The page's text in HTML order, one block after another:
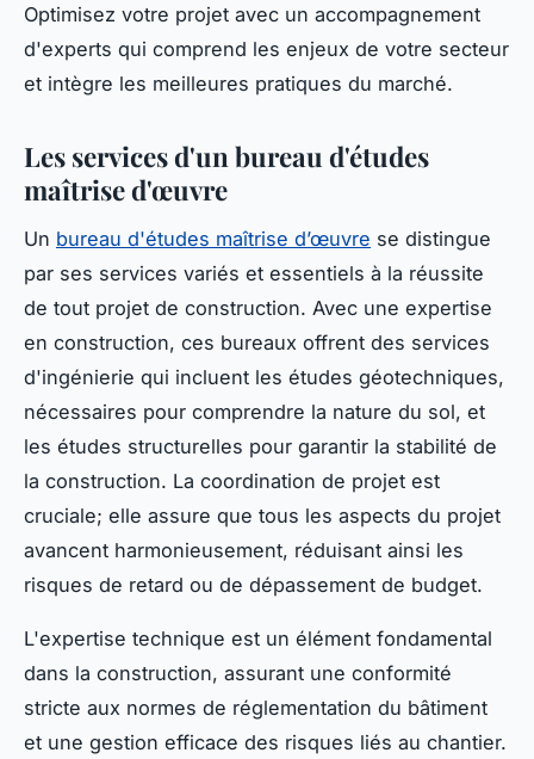
Optimisez votre projet avec un accompagnement
d'experts qui comprend les enjeux de votre secteur
et intègre les meilleures pratiques du marché.
Les services d'un bureau d'études
maîtrise d'œuvre
Un bureau d'études maîtrise d’œuvre se distingue
par ses services variés et essentiels à la réussite
de tout projet de construction. Avec une expertise
en construction, ces bureaux offrent des services
d'ingénierie qui incluent les études géotechniques,
nécessaires pour comprendre la nature du sol, et
les études structurelles pour garantir la stabilité de
la construction. La coordination de projet est
cruciale; elle assure que tous les aspects du projet
avancent harmonieusement, réduisant ainsi les
risques de retard ou de dépassement de budget.
L'expertise technique est un élément fondamental
dans la construction, assurant une conformité
stricte aux normes de réglementation du bâtiment
et une gestion efficace des risques liés au chantier.